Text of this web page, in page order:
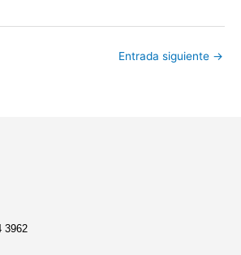
Entrada siguiente →
3962